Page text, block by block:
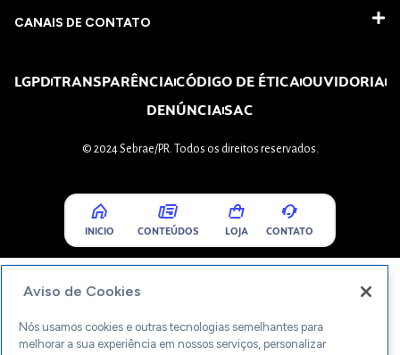
CANAIS DE CONTATO
LGPDTRANSPARÊNCIACÓDIGO DE ÉTICAOUVIDORIA
DENÚNCIASAC
© 2024 Sebrae/PR. Todos os direitos reservados.
INICIO CONTEÚDOS LOJA CONTATO
Aviso de Cookies
Nós usamos cookies e outras tecnologias semelhantes para
melhorar a sua experiência em nossos serviços, personalizar